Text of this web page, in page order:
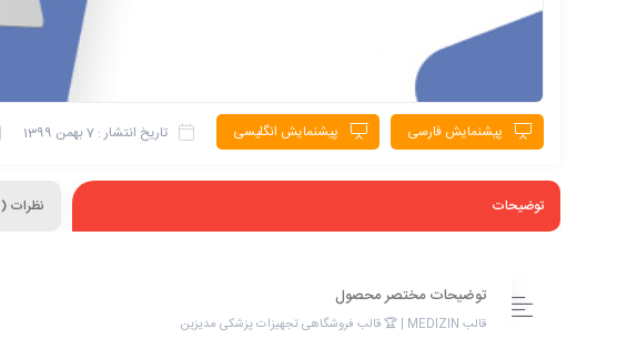
پیشنمایش فارسی پیشنمایش انگلیسی تاریخ انتشار : 7 بهمن 1399
توضیحات نظرات (1)
توضیحات مختصر محصول
قالب MEDIZIN | 🏆 قالب فروشگاهی تجهیزات پزشکی مدیزین